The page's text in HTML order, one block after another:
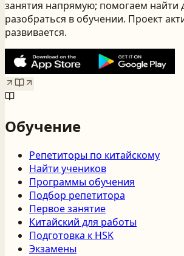
занятия напрямую; помогаем найти
разобраться в обучении. Проект
развивается.
Обучение
Репетиторы по китайскому
Найти учеников
Программы обучения
Подбор репетитора
Первое занятие
Китайский для работы
Подготовка к HSK
Экзамены